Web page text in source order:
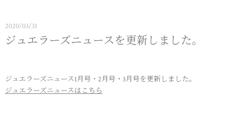
2020/03/31
ジュエラーズニュースを更新しました。
ジュエラーズニュース1月号・2月号・3月号を更新しました。
ジュエラーズニュースはこちら